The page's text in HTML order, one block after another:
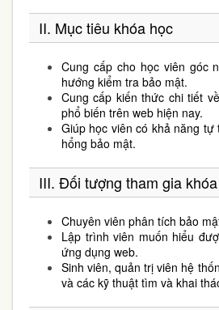
II. Mục tiêu khóa học
Cung cấp cho học viên góc
hướng kiểm tra bảo mật.
Cung cấp kiến thức chi tiết
phổ biến trên web hiện nay.
Giúp học viên có khả năng tự
hổng bảo mật.
III. Đối tượng tham gia
Chuyên viên phân tích bảo
Lập trình viên muốn hiểu
ứng dụng web.
Sinh viên, quản trị viên hệ
và các kỹ thuật tìm và khai